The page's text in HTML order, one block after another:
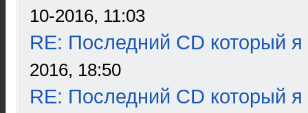
10-2016, 11:03
RE: Последний CD который я
2016, 18:50
RE: Последний CD который я